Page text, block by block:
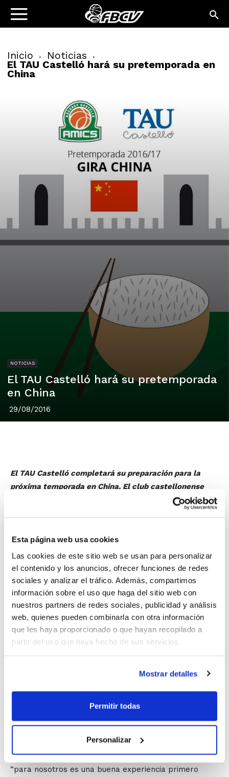
Esta página web usa cookies
Las cookies de este sitio web se usan para personalizar
el contenido y los anuncios, ofrecer funciones de redes
sociales y analizar el tráfico. Además, compartimos
información sobre el uso que haga del sitio web con
nuestros partners de redes sociales, publicidad y análisis
web, quienes pueden combinarla con otra información
que les haya proporcionado o que hayan recopilado a
partir del uso que haya hecho de sus servicios.
Mostrar detalles
Permitir todas
Personalizar
Inicio Noticias
El TAU Castelló hará su pretemporada en
China
NOTICIAS
El TAU Castelló hará su pretemporada
en China
29/08/2016
El TAU Castelló completará su preparación para la
próxima temporada en China. El club castellonense
, presidente del Tau
nos ha invitado a realizar un stage de pretemporada en
la que entrenaremos cinco días y luego jugaremos tres
partidos. Es una experiencia que no supone ningún
coste al club y deportivamente interesa por lo que no
podíamos desperdiciar esta oportunidad” .
ElTau Castellósaldrá en vuelo a Sanghai desde
Madrid el próximo 6 de septiembre. A su llegada a
sesiones de mañana y tarde para luego los últimos
cinco días de stage jugar tres partidos contra Shanxi
Brave Dragons, equipo de la CBA primera división
división China; y Universidad de Xi ‘an, equipo
universitario de la ciudad.
Toni Ten se mostraba satisfecho e ilusionado:
“para nosotros es una buena experiencia primero